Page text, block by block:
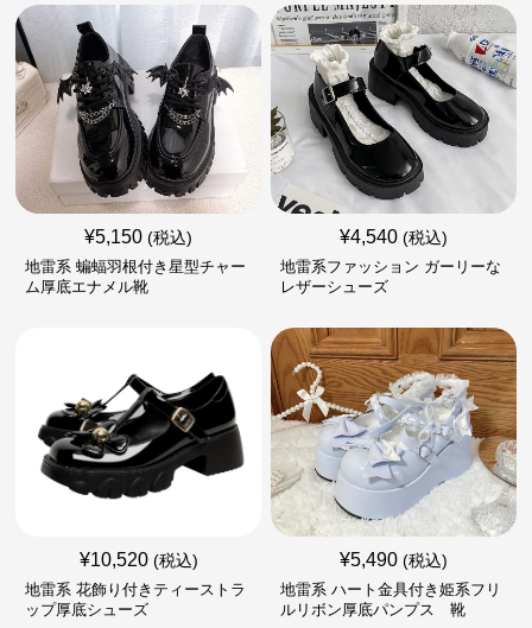
¥5,150 (税込)
地雷系 蝙蝠羽根付き星型チャー
ム厚底エナメル靴
¥4,540 (税込)
地雷系ファッション ガーリーな
レザーシューズ
¥10,520 (税込)
地雷系 花飾り付きティーストラ
ップ厚底シューズ
¥5,490 (税込)
地雷系 ハート金具付き姫系フリ
ルリボン厚底パンプス 靴